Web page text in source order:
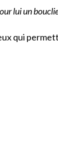
lui un
qui